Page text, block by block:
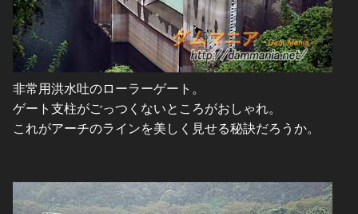
非常用洪水吐のローラーゲート。
ゲート支柱がごっつくないところがおしゃれ。
これがアーチのラインを美しく見せる秘訣だろうか。